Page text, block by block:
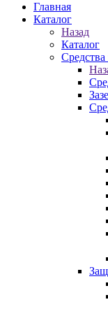
Главная
Каталог
Назад
Каталог